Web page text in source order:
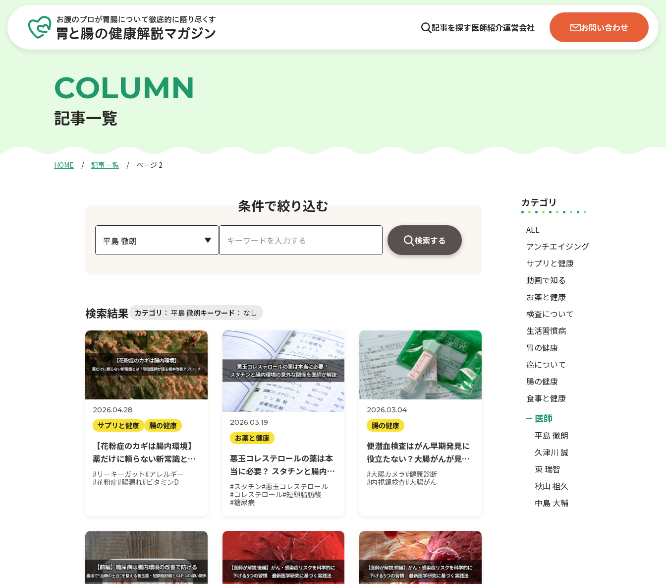
記事を探す医師紹介運営会社 お問い合わせ
COLUMN
記事一覧
HOME 記事一覧 ページ 2
条件で絞り込む
検索する
検索結果 カテゴリ ： 平島 徹朗キーワード ： なし
2026.04.28
サプリと健康 腸の健康
【花粉症のカギは腸内環境】
薬だけに頼らない新常識と
は？現役医師が語る根本改善
アプローチ
#リーキーガット#アレルギー
#花粉症#腸漏れ#ビタミンD
2026.03.19
お薬と健康
悪玉コレステロールの薬は本
当に必要？ スタチンと腸内環
境の意外な関係
#スタチン#悪玉コレステロール
#コレステロール#短鎖脂肪酸
#糖尿病
2026.03.04
腸の健康
便潜血検査はがん早期発見に
役立たない？大腸がんが見つ
かる確率（感度・特異度）と
検査後の正しい行動
#大腸カメラ#健康診断
#内視鏡検査#大腸がん
カテゴリ
ALL
アンチエイジング
サプリと健康
動画で知る
お薬と健康
検査について
生活習慣病
胃の健康
癌について
腸の健康
食事と健康
医師
平島 徹朗
久津川 誠
東 瑞智
秋山 祖久
中島 大輔